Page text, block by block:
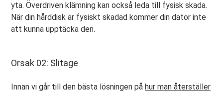
yta. Överdriven klämning kan också leda till fysisk skada.
När din hårddisk är fysiskt skadad kommer din dator inte
att kunna upptäcka den.
Orsak 02: Slitage
Innan vi går till den bästa lösningen påhur man återställer